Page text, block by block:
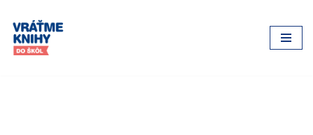
Preskočiť
na